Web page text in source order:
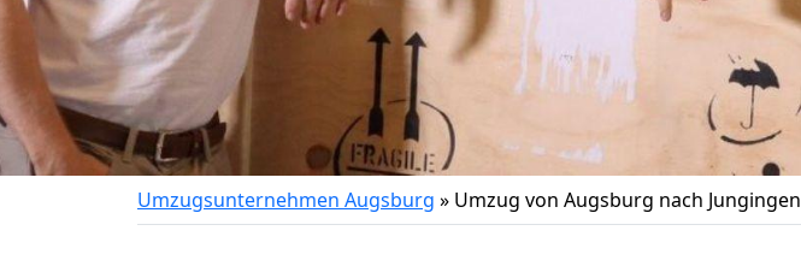
Umzugsunternehmen Augsburg » Umzug von Augsburg nach Jungingen